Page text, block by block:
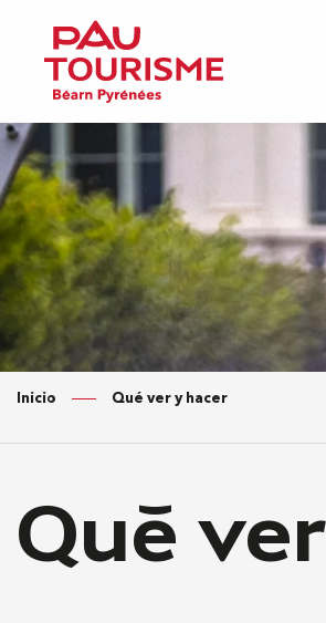
contenu
principal
Inicio Qué ver y hacer
Qué